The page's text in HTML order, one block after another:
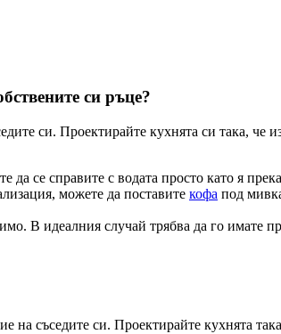
си ръце?
си. Проектирайте кухнята си така, че
да се справите с водата просто като я
можете да поставите кофа под
В идеалния случай трябва да го имате
съседите си. Проектирайте кухнята